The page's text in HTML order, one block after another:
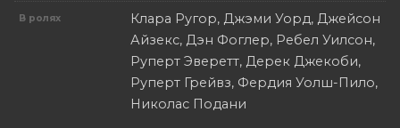
В ролях
Клара Ругор, Джэми Уорд, Джейсон
Айзекс, Дэн Фоглер, Ребел Уилсон,
Руперт Эверетт, Дерек Джекоби,
Руперт Грейвз, Фердия Уолш-Пило,
Николас Подани